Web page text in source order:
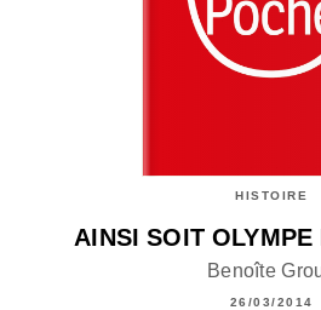
HISTOIRE
AINSI SOIT OLYMPE
Benoîte
26/03/2014